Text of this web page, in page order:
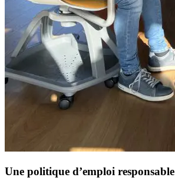
Une politique d’emploi responsable